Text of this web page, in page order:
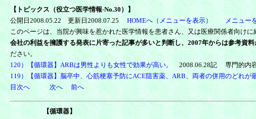
【トピックス（役立つ医学情報-No.30）】
公開日2008.05.22 更新日2008.07.25 HOMEへ（メニューを表示）
メニュー
このページは、当院が興味を惹かれた医学情報を患者さん、又は医療関係者向け
会社の利益を擁護する発表に片寄った記事が多いと判断し、2007年からは参考資
ださい。
120）【循環器】ARBは男性よりも女性で効果が高い。 2008.06.28記 専門的内容
119）【循環器】脳卒中、心筋梗塞予防にACE阻害薬、ARB、両者の併用のどれ
目次へ
次へ 前へ
【循環器】